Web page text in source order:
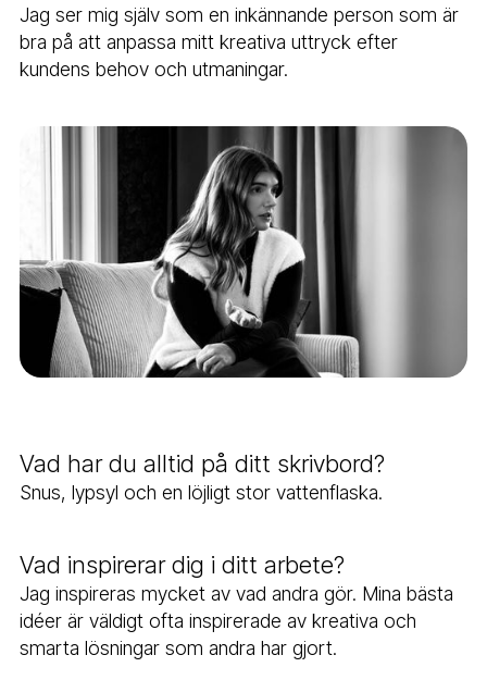
Jag ser mig själv som en inkännande person som är
bra på att anpassa mitt kreativa uttryck efter
kundens behov och utmaningar.
Vad har du alltid på ditt skrivbord?
Snus, lypsyl och en löjligt stor vattenflaska.
Vad inspirerar dig i ditt arbete?
Jag inspireras mycket av vad andra gör. Mina bästa
idéer är väldigt ofta inspirerade av kreativa och
smarta lösningar som andra har gjort.